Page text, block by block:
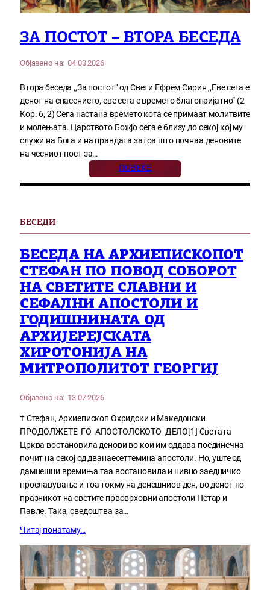
ЗА ПОСТОТ – ВТОРА БЕСЕДА
Објавено на: 04.03.2026
Втора беседа ,,За постот” од Свети Ефрем Сирин ,,Еве сега е
денот на спасението, еве сега е времето благопријатно” (2
Кор. 6, 2) Сега настана времето кога се примаат молитвите
и молењата. Царството Божјо сега е близу до секој кој му
служи на Бога и на правдата затоа што почнаа деновите
на чесниот пост за…
ПОВЕЌЕ
БЕСЕДИ
БЕСЕДА НА АРХИЕПИСКОПОТ
СТЕФАН ПО ПОВОД СОБОРОТ
НА СВЕТИТЕ СЛАВНИ И
СЕФАЛНИ АПОСТОЛИ И
ГОДИШНИНАТА ОД
АРХИЈЕРЕЈСКАТА
ХИРОТОНИЈА НА
МИТРОПОЛИТОТ ГЕОРГИЈ
Објавено на: 13.07.2026
† Стефан, Архиепископ Охридски и Македонски
ПРОДОЛЖЕТЕ ГО АПОСТОЛСКОТО ДЕЛО[1] Светата
Црква востановила денови во кои им оддава поединечна
почит на секој од дванаесеттемина апостоли. Но, уште од
дамнешни времиња таа востановила и нивно заедничко
прославување и тоа токму на денешниов ден, во денот по
празникот на светите првоврховни апостоли Петар и
Павле. Така, сведоштва за…
Читај понатаму…